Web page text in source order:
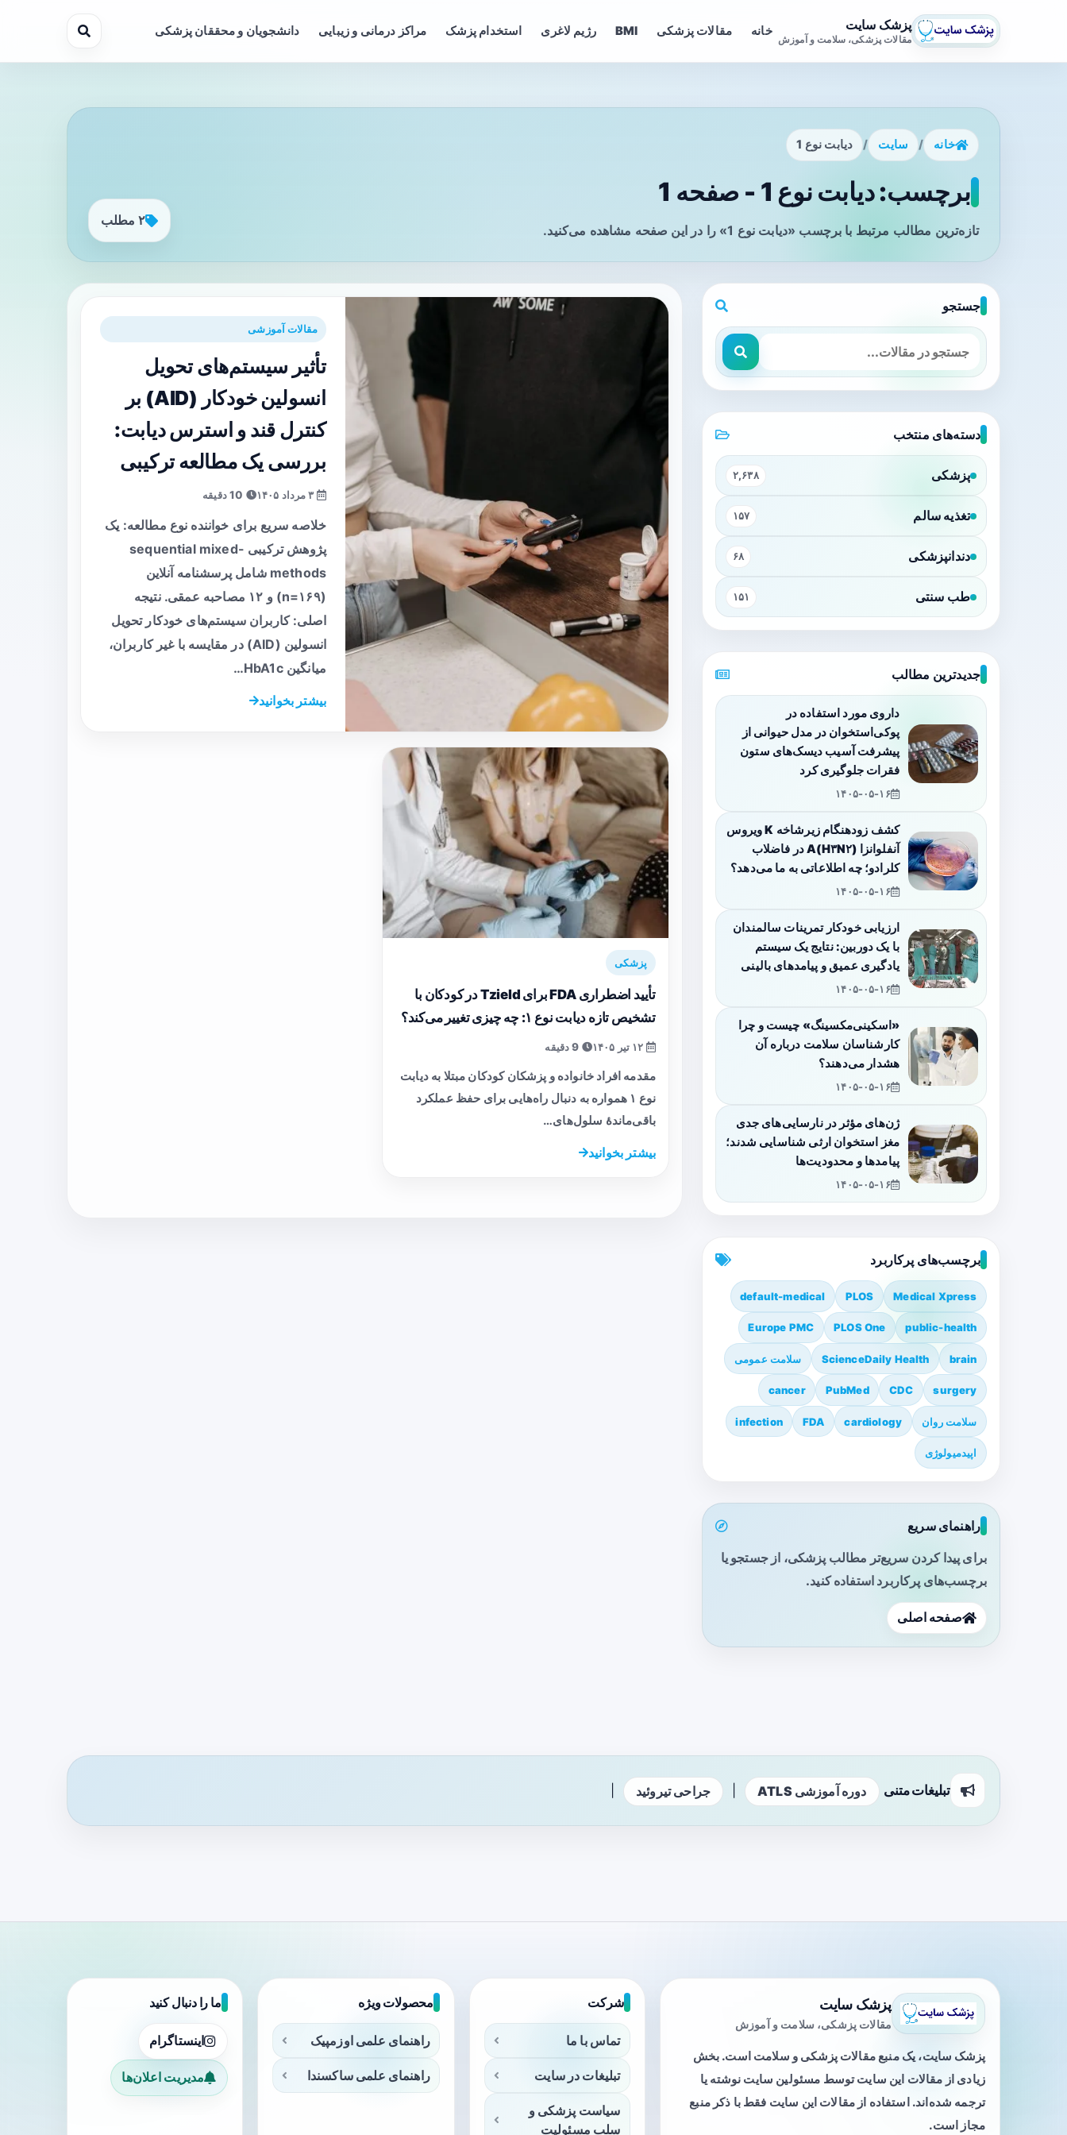
پزشک سایت
مقالات پزشکی، سلامت و آموزش
خانه مقالات پزشکی BMI رژیم لاغری استخدام پزشک مراکز درمانی و زیبایی دانشجویان و محققان پزشکی
خانه / سایت / دیابت نوع 1
برچسب: دیابت نوع 1 - صفحه 1
تازه‌ترین مطالب مرتبط با برچسب «دیابت نوع 1» را در این صفحه مشاهده می‌کنید.
۲ مطلب
مقالات آموزشی
تأثیر سیستم‌های تحویل
انسولین خودکار (AID) بر
کنترل قند و استرس دیابت:
بررسی یک مطالعه ترکیبی
خلاصه سریع برای خواننده نوع مطالعه: یک
پژوهش ترکیبی sequential mixed-
methods شامل پرسشنامه آنلاین
(n=۱۶۹) و ۱۲ مصاحبه عمقی. نتیجه
اصلی: کاربران سیستم‌های خودکار تحویل
انسولین (AID) در مقایسه با غیر کاربران،
میانگین HbA1c…
بیشتر بخوانید
پزشکی
تأیید اضطراری FDA برای Tzield در کودکان با
تشخیص تازه دیابت نوع ۱: چه چیزی تغییر می‌کند؟
مقدمه افراد خانواده و پزشکان کودکان مبتلا به دیابت
نوع ۱ همواره به دنبال راه‌هایی برای حفظ عملکرد
باقی‌ماندهٔ سلول‌های…
بیشتر بخوانید
جستجو
دسته‌های منتخب
پزشکی ۲,۶۳۸
تغذیه سالم ۱۵۷
دندانپزشکی ۶۸
طب سنتی ۱۵۱
جدیدترین مطالب
داروی مورد استفاده در
پوکی‌استخوان در مدل حیوانی از
پیشرفت آسیب دیسک‌های ستون
فقرات جلوگیری کرد
۱۴۰۵-۰۵-۱۶
کشف زودهنگام زیرشاخه K ویروس
آنفلوانزا A(H۳N۲) در فاضلاب
کلرادو؛ چه اطلاعاتی به ما می‌دهد؟
۱۴۰۵-۰۵-۱۶
ارزیابی خودکار تمرینات سالمندان
با یک دوربین: نتایج یک سیستم
یادگیری عمیق و پیامدهای بالینی
۱۴۰۵-۰۵-۱۶
«اسکینی‌مکسینگ» چیست و چرا
کارشناسان سلامت درباره آن
هشدار می‌دهند؟
۱۴۰۵-۰۵-۱۶
ژن‌های مؤثر در نارسایی‌های جدی
مغز استخوان ارثی شناسایی شدند؛
پیامدها و محدودیت‌ها
۱۴۰۵-۰۵-۱۶
برچسب‌های پرکاربرد
Medical Xpress
PLOS
default-medical
public-health
PLOS One
Europe PMC
brain
ScienceDaily Health سلامت عمومی
surgery
CDC
PubMed
cancer
سلامت روان cardiology
FDA
infection
اپیدمیولوژی
راهنمای سریع
برای پیدا کردن سریع‌تر مطالب پزشکی، از جستجو یا
برچسب‌های پرکاربرد استفاده کنید.
صفحه اصلی
تبلیغات متنی دوره آموزشی ATLS جراحی تیروئید
پزشک سایت
مقالات پزشکی، سلامت و آموزش
پزشک سایت، یک منبع مقالات پزشکی و سلامت است. بخش
زیادی از مقالات این سایت توسط مسئولین سایت نوشته یا
ترجمه شده‌اند. استفاده از مقالات این سایت فقط با ذکر منبع
مجاز است.
شرکت
تماس با ما
تبلیغات در سایت
سیاست پزشکی و
سلب مسئولیت
محصولات ویژه
راهنمای علمی اوزمپیک
راهنمای علمی ساکسندا
ما را دنبال کنید
اینستاگرام
مدیریت اعلان‌ها